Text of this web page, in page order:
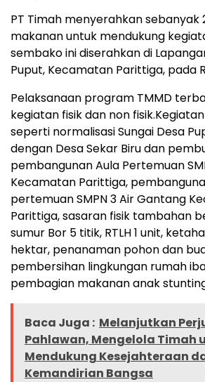
PT Timah menyerahkan sebanyak
makanan untuk mendukung
sembako ini diserahkan di
Puput, Kecamatan Parittiga, pada
Pelaksanaan program TMMD
kegiatan fisik dan non
seperti normalisasi Sungai Desa
dengan Desa Sekar Biru dan
pembangunan Aula Pertemuan
Kecamatan Parittiga,
pertemuan SMPN 3 Air Gantang
Parittiga, sasaran fisik tambahan
sumur Bor 5 titik, RTLH 1 unit,
hektar, penanaman pohon dan
pembersihan lingkungan rumah
pembagian makanan anak
Baca Juga : Melanjutkan
Pahlawan, Mengelola Timah
Mendukung Kesejahteraan
Kemandirian Bangsa